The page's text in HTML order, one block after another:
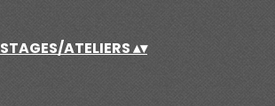
STAGES/ATELIERS▴▾